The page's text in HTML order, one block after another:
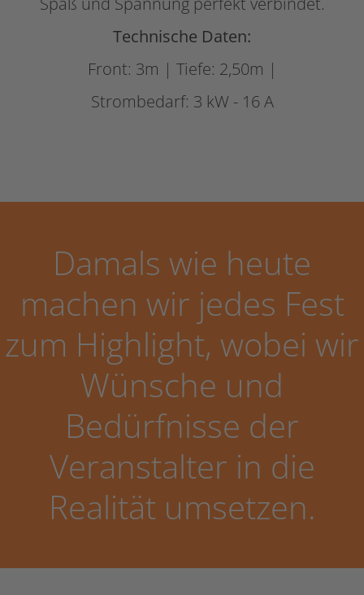
Technische Daten:
Front: 3m | Tiefe: 2,50m |
Strombedarf: 3 kW - 16 A
Damals wie heute
machen wir jedes Fest
zum Highlight, wobei wir
Wünsche und
Bedürfnisse der
Veranstalter in die
Realität umsetzen.